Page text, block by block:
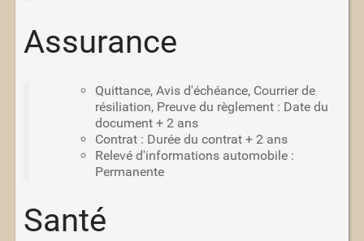
Assurance
Quittance, Avis d'échéance, Courrier de
résiliation, Preuve du règlement : Date du
document + 2 ans
Contrat : Durée du contrat + 2 ans
Relevé d'informations automobile :
Permanente
Santé